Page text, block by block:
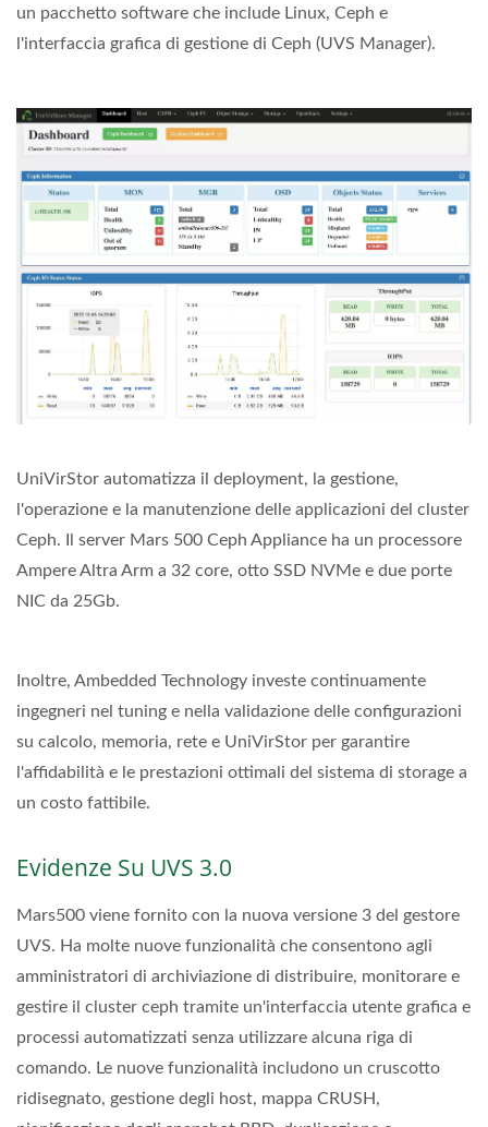
un pacchetto software che include Linux, Ceph e
l'interfaccia grafica di gestione di Ceph (UVS Manager).
UniVirStor automatizza il deployment, la gestione,
l'operazione e la manutenzione delle applicazioni del cluster
Ceph. Il server Mars 500 Ceph Appliance ha un processore
Ampere Altra Arm a 32 core, otto SSD NVMe e due porte
NIC da 25Gb.
Inoltre, Ambedded Technology investe continuamente
ingegneri nel tuning e nella validazione delle configurazioni
su calcolo, memoria, rete e UniVirStor per garantire
l'affidabilità e le prestazioni ottimali del sistema di storage a
un costo fattibile.
Evidenze Su UVS 3.0
Mars500 viene fornito con la nuova versione 3 del gestore
UVS. Ha molte nuove funzionalità che consentono agli
amministratori di archiviazione di distribuire, monitorare e
gestire il cluster ceph tramite un'interfaccia utente grafica e
processi automatizzati senza utilizzare alcuna riga di
comando. Le nuove funzionalità includono un cruscotto
ridisegnato, gestione degli host, mappa CRUSH,